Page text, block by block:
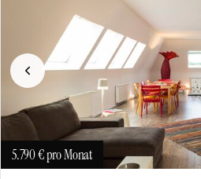
Vorherige
5.790 €pro Monat